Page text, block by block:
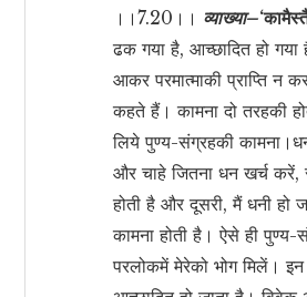
।।7.20।। व्याख्या–
ढक गया है, आच्छादित हो गया
आकर परमात्माकी प्राप्ति न
कहते हैं। कामना दो तरहकी
लिये पुण्य-संग्रहकी
और चाहे जितना धन खर्च
होती है और दूसरी, मैं धनी
कामना होती है। ऐसे ही पुण्य-
परलोकमें मेरेको भोग मिलें।